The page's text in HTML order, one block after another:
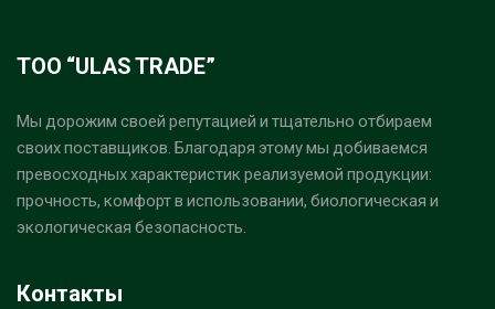
ТОО “ULAS TRADE”
Мы дорожим своей репутацией и тщательно отбираем
своих поставщиков. Благодаря этому мы добиваемся
превосходных характеристик реализуемой продукции:
прочность, комфорт в использовании, биологическая и
экологическая безопасность.
Контакты